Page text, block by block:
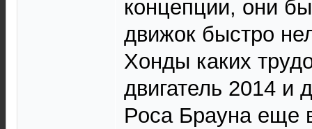
концепции, они
движок быстро
Хонды каких
двигатель 2014 и
Роса Брауна еще